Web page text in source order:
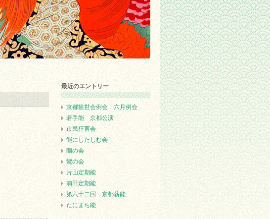
最近のエントリー
京都観世会例会 六月例会
若手能 京都公演
市民狂言会
能にしたしむ会
蘭の会
鸞の会
片山定期能
浦田定期能
第六十二回 京都薪能
たにまち能